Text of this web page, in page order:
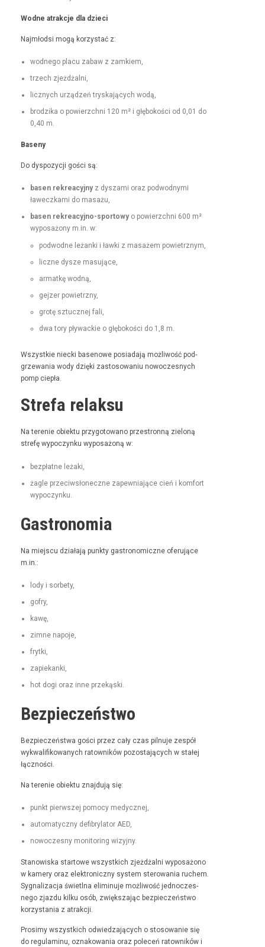
Wodne atrakc­je dla dzieci
Najmłod­si mogą korzys­tać z:
wod­nego placu zabaw z zamkiem,
trzech zjeżdżal­ni,
licznych urządzeń tryska­ją­cych wodą,
brodzi­ka o powierzch­ni 120 m² i głębokoś­ci od 0,01 do
0,40 m.
Base­ny
Do dys­pozy­cji goś­ci są:
basen rekrea­cyjnyz dysza­mi oraz pod­wod­ny­mi
ławeczka­mi do masażu,
basen rekrea­cyjno-sportowyo powierzch­ni 600 m²
wyposażony m.in. w:
pod­wodne leżan­ki i ław­ki z masażem powietrznym,
liczne dysze masujące,
armatkę wod­ną,
gejz­er powietrzny,
grotę sztucznej fali,
dwa tory pływack­ie o głębokoś­ci do 1,8 m.
Wszys­tkie niec­ki basenowe posi­ada­ją możli­wość pod­
grze­wa­nia wody dzię­ki zas­tosowa­niu nowoczes­nych
pomp ciepła.
Strefa relaksu
Na tere­nie obiek­tu przy­go­towano prze­stron­ną zieloną
stre­fę wypoczynku wyposażoną w:
bezpłatne leża­ki,
żagle prze­ci­wsłoneczne zapew­ni­a­jące cień i kom­fort
wypoczynku.
Gastronomia
Na miejs­cu dzi­ała­ją punk­ty gas­tro­nom­iczne ofer­u­jące
m.in.:
lody i sorbety,
gofry,
kawę,
zimne napo­je,
fry­t­ki,
zapiekan­ki,
hot dogi oraz inne przekąski.
Bezpieczeństwo
Bez­pieczeńst­wa goś­ci przez cały czas pil­nu­je zespół
wyk­wal­i­fikowanych ratown­ików pozosta­ją­cych w stałej
łączności.
Na tere­nie obiek­tu zna­j­du­ją się:
punkt pier­wszej pomo­cy medycznej,
automaty­czny defi­bry­la­tor AED,
nowoczes­ny mon­i­tor­ing wizyjny.
Stanowiska star­towe wszys­t­kich zjeżdżal­ni wyposażono
w kamery oraz elek­tron­iczny sys­tem sterowa­nia ruchem.
Syg­nal­iza­c­ja świ­etl­na elimin­u­je możli­wość jed­noczes­
nego zjaz­du kilku osób, zwięk­sza­jąc bez­pieczeńst­wo
korzys­ta­nia z atrakcji.
Prosimy wszys­t­kich odwiedza­ją­cych o stosowanie się
do reg­u­laminu, oznakowa­nia oraz pole­ceń ratown­ików i